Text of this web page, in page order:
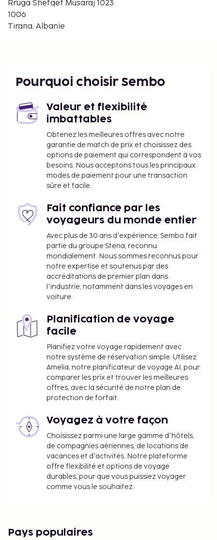
Banque nationale d'Albanie - 1,8 km
Musée de la Surveillance Secrète - 1,8 km
Ministère de la Défense - 1,9 km
L'aéroport principal le plus proche est : Aéroport
Vous devrez payer les frais suivants à
l’hébergement. Ces frais peuvent comprendre les
taxes applicables :
Taxe prélevée par la ville : 1.45 EUR par
personne et par nuit
Nous avons indiqué tous les frais dont
Rruga Shefqet Musaraj 1023
1006
Tirana, Albanie
Pourquoi choisir Sembo
Valeur et flexibilité
imbattables
Obtenez les meilleures offres avec notre
garantie de match de prix et choisissez des
options de paiement qui correspondent à vos
besoins. Nous acceptons tous les principaux
modes de paiement pour une transaction
sûre et facile.
Fait confiance par les
voyageurs du monde entier
Avec plus de 30 ans d'expérience, Sembo fait
partie du groupe Stena, reconnu
mondialement. Nous sommes reconnus pour
notre expertise et soutenus par des
accréditations de premier plan dans
l'industrie, notamment dans les voyages en
voiture.
Planification de voyage
facile
Planifiez votre voyage rapidement avec
notre système de réservation simple. Utilisez
Amelia, notre planificateur de voyage AI, pour
comparer les prix et trouver les meilleures
offres, avec la sécurité de notre plan de
protection de forfait.
Voyagez à votre façon
Choisissez parmi une large gamme d'hôtels,
de compagnies aériennes, de locations de
vacances et d'activités. Notre plateforme
offre flexibilité et options de voyage
durables, pour que vous puissiez voyager
comme vous le souhaitez.
Pays populaires